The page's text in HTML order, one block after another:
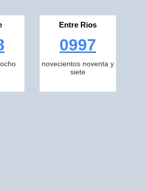
Entre Rios
0997
novecientos noventa y
siete